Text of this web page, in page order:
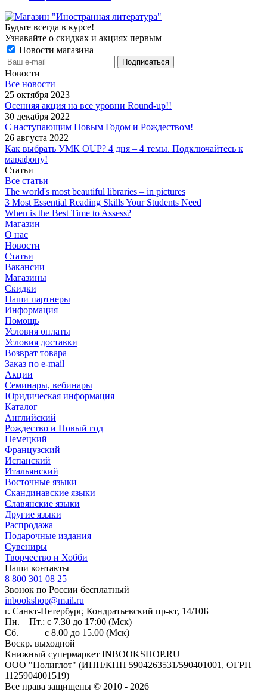
Будьте всегда в курсе!
Узнавайте о скидках и акциях первым
Новости магазина
Новости
Все новости
25 октября 2023
Осенняя акция на все уровни Round-up!!
30 декабря 2022
С наступающим Новым Годом и Рождеством!
26 августа 2022
Как выбрать УМК OUP? 4 дня – 4 темы. Подключайтесь к
марафону!
Статьи
Все статьи
The world's most beautiful libraries – in pictures
3 Most Essential Reading Skills Your Students Need
When is the Best Time to Assess?
Магазин
О нас
Новости
Статьи
Вакансии
Магазины
Скидки
Наши партнеры
Информация
Помощь
Условия оплаты
Условия доставки
Возврат товара
Заказ по e-mail
Акции
Семинары, вебинары
Юридическая информация
Каталог
Английский
Рождество и Новый год
Немецкий
Французский
Испанский
Итальянский
Восточные языки
Скандинавские языки
Славянские языки
Другие языки
Распродажа
Подарочные издания
Сувениры
Творчество и Хобби
Наши контакты
8 800 301 08 25
Звонок по России бесплатный
inbookshop@mail.ru
г. Санкт-Петербург, Кондратьевский пр-кт, 14/10Б
Пн. – Пт.: с 7.30 до 17:00 (Мск)
Сб. с 8.00 до 15.00 (Мск)
Воскр. выходной
Книжный супермаркет INBOOKSHOP.RU
ООО "Полиглот" (ИНН/КПП 5904263531/590401001, ОГРН
1125904001519)
Все права защищены © 2010 - 2026